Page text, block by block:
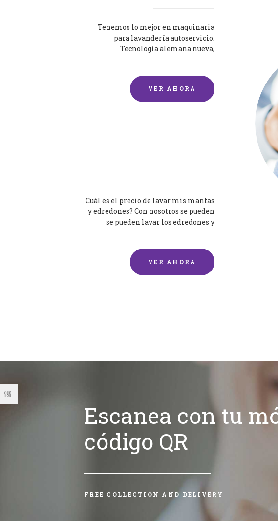
Tenemos lo mejor en maquinaria
para lavandería autoservicio.
Tecnología alemana nueva,
VER AHORA
Cuál es el precio de lavar mis mantas
y edredones? Con nosotros se pueden
se pueden lavar los edredones y
VER AHORA
Escanea con tu
código QR
FREE COLLECTION AND DELIVERY